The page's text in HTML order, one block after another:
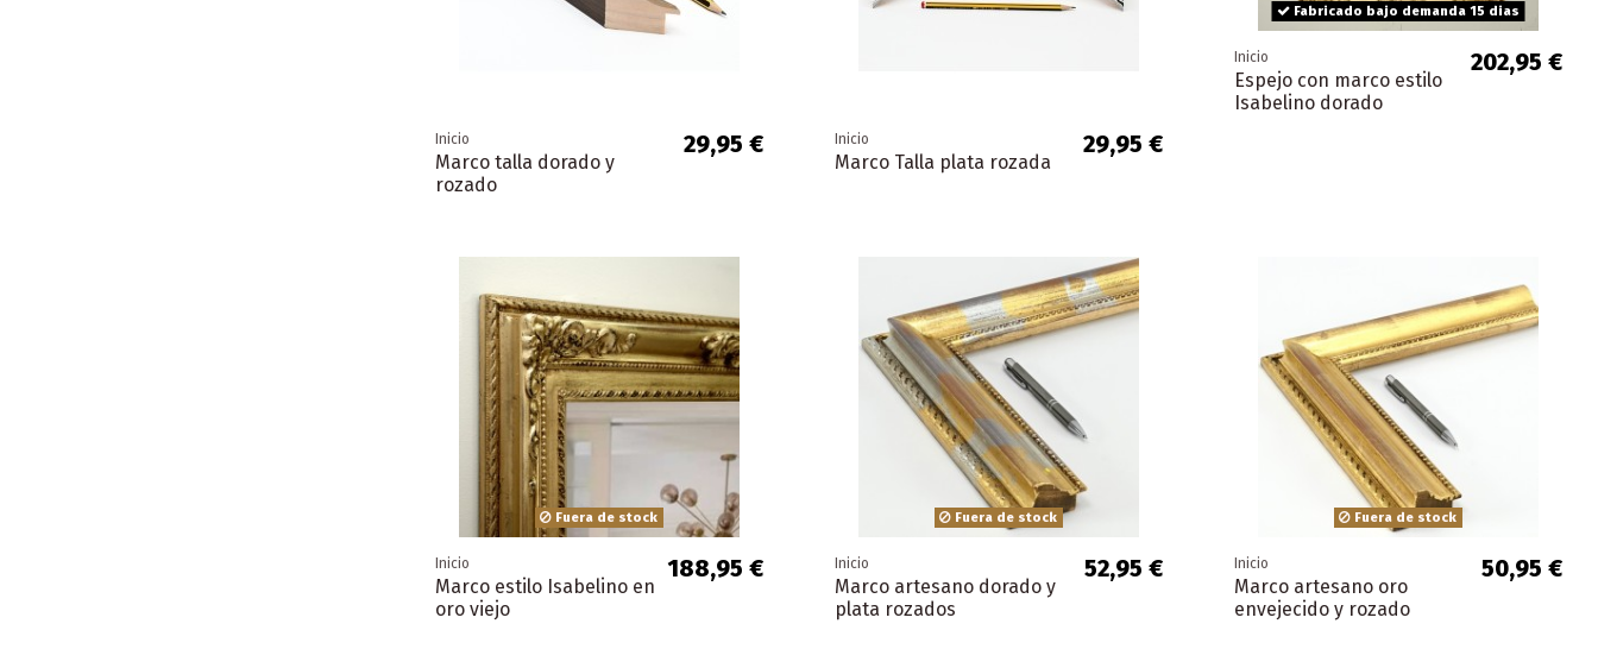
Inicio
Marco talla dorado y
rozado
29,95 € Inicio
Marco Talla plata rozada
29,95 €
Fabricado bajo demanda 15 dias
Inicio
Espejo con marco estilo
Isabelino dorado
202,95 €
Fuera de stock
Inicio
Marco estilo Isabelino en
oro viejo
188,95 €
Fuera de stock
Inicio
Marco artesano dorado y
plata rozados
52,95 €
Fuera de stock
Inicio
Marco artesano oro
envejecido y rozado
50,95 €